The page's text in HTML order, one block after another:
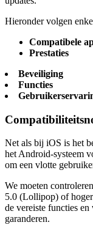
Hieronder volgen
Compatibele
Prestaties
Beveiliging
Functies
Net als bij iOS is het
het Android-systeem
om een vlotte
We moeten
5.0 (Lollipop) of
de vereiste functies
garanderen.